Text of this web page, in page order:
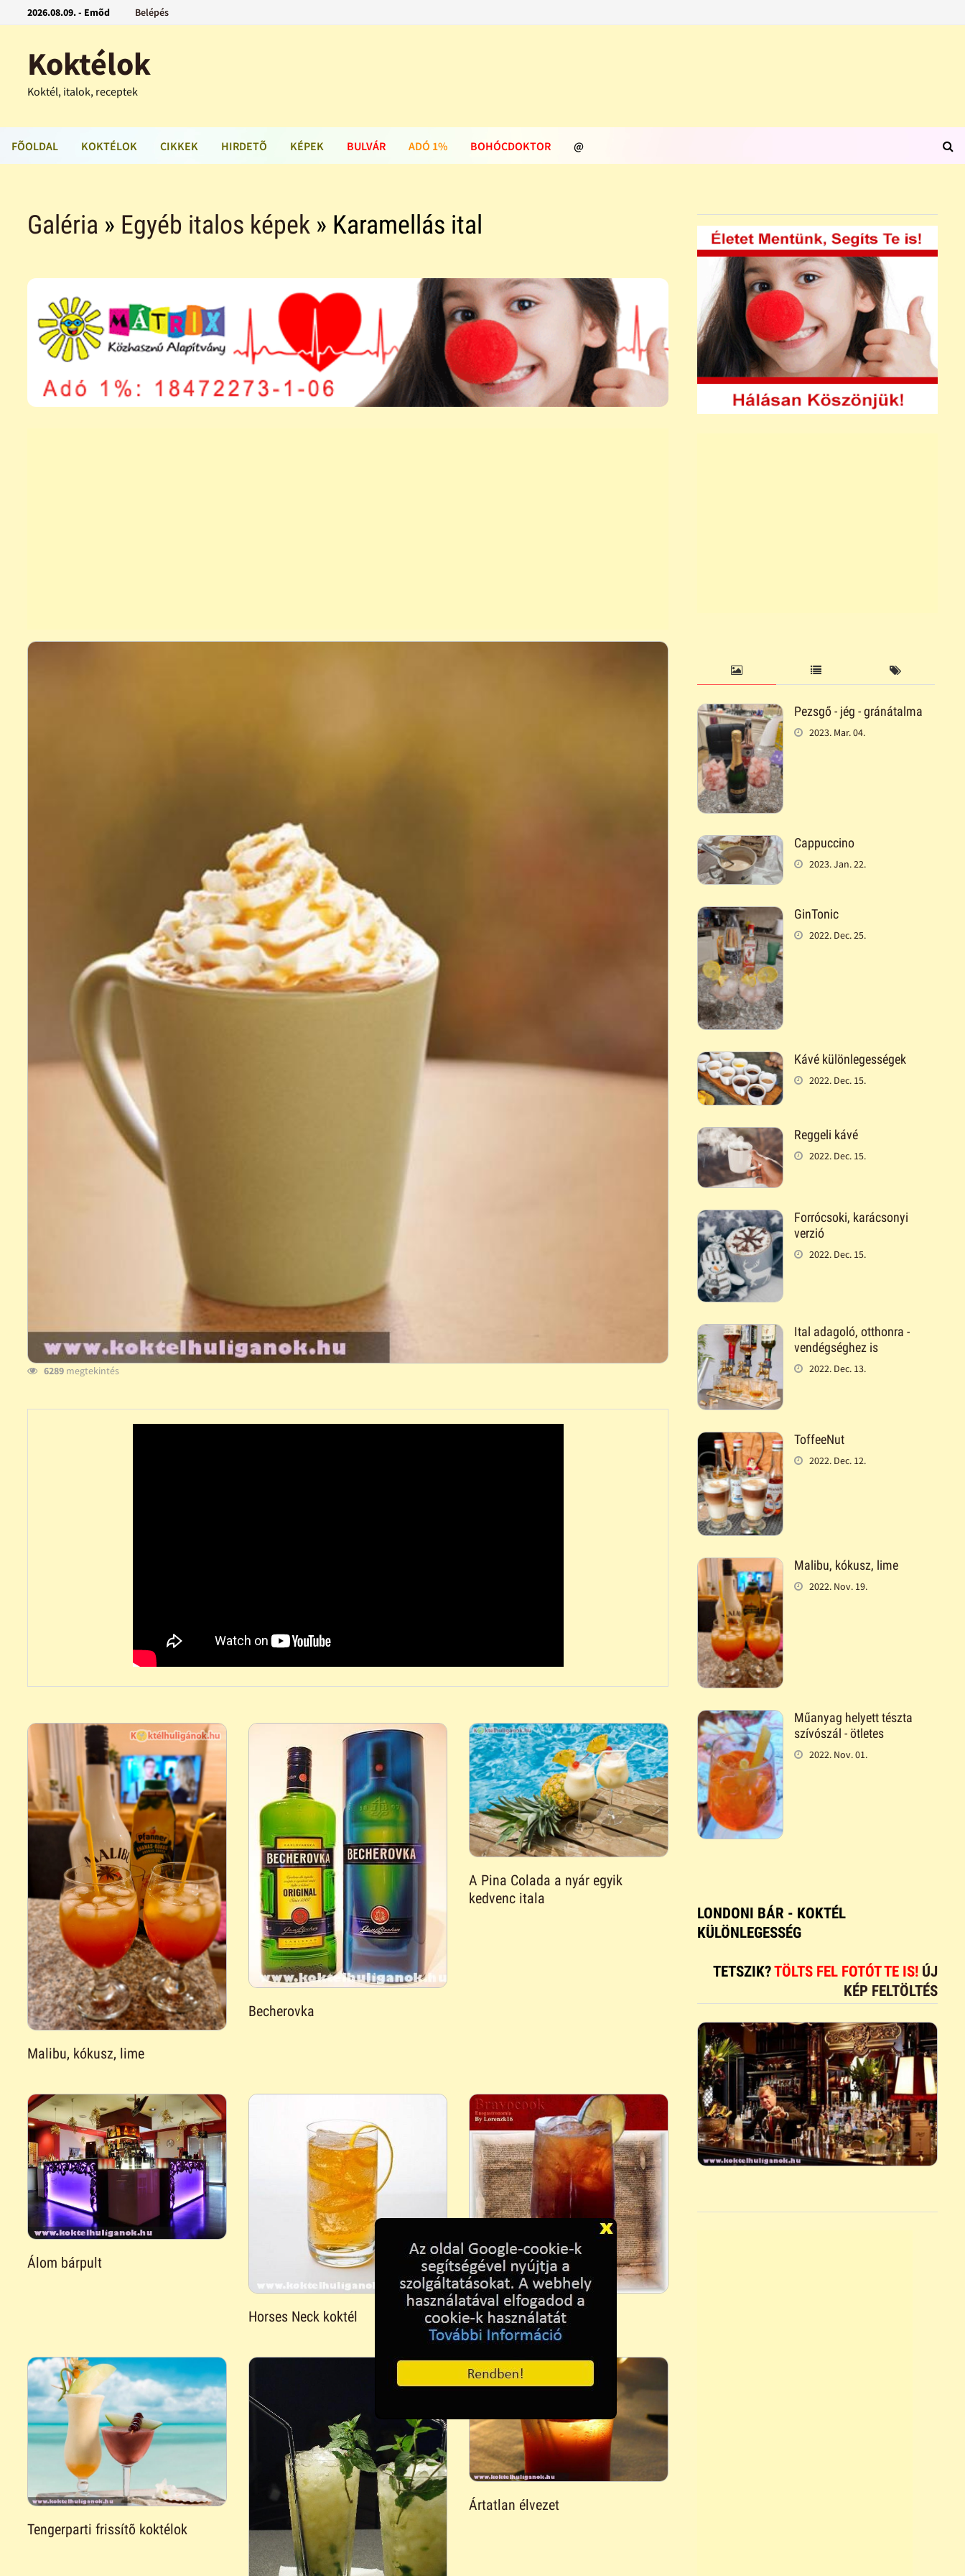
2026.08.09. - Emõd Belépés
Koktélok
Koktél, italok, receptek
FÕOLDAL KOKTÉLOK CIKKEK HIRDETÕ KÉPEK BULVÁR ADÓ 1% BOHÓCDOKTOR @
Galéria » Egyéb italos képek » Karamellás ital
6289 megtekintés
Malibu, kókusz, lime
Becherovka
A Pina Colada a nyár egyik
kedvenc itala
Álom bárpult
Horses Neck koktél Brandy Cuban
Tengerparti frissítõ koktélok
Ártatlan élvezet
Pezsgő - jég - gránátalma
2023. Mar. 04.
Cappuccino
2023. Jan. 22.
GinTonic
2022. Dec. 25.
Kávé különlegességek
2022. Dec. 15.
Reggeli kávé
2022. Dec. 15.
Forrócsoki, karácsonyi
verzió
2022. Dec. 15.
Ital adagoló, otthonra -
vendégséghez is
2022. Dec. 13.
ToffeeNut
2022. Dec. 12.
Malibu, kókusz, lime
2022. Nov. 19.
Műanyag helyett tészta
szívószál - ötletes
2022. Nov. 01.
LONDONI BÁR - KOKTÉL
KÜLÖNLEGESSÉG
TETSZIK?TÖLTS FEL FOTÓT TE IS! ÚJ
KÉP FELTÖLTÉS